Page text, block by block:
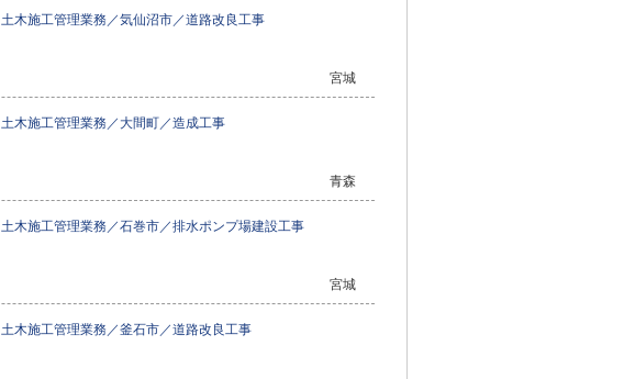
土木施工管理業務／気仙沼市／道路改良工事
宮城
土木施工管理業務／大間町／造成工事
青森
土木施工管理業務／石巻市／排水ポンプ場建設工事
宮城
土木施工管理業務／釜石市／道路改良工事